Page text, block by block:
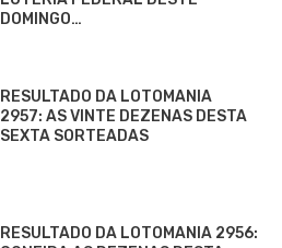
DOMINGO…
RESULTADO DA LOTOMANIA
2957: AS VINTE DEZENAS DESTA
SEXTA SORTEADAS
RESULTADO DA LOTOMANIA 2956: